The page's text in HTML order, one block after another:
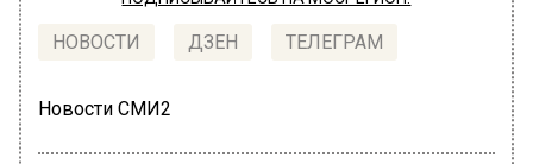
НОВОСТИ ДЗЕН ТЕЛЕГРАМ
Новости СМИ2